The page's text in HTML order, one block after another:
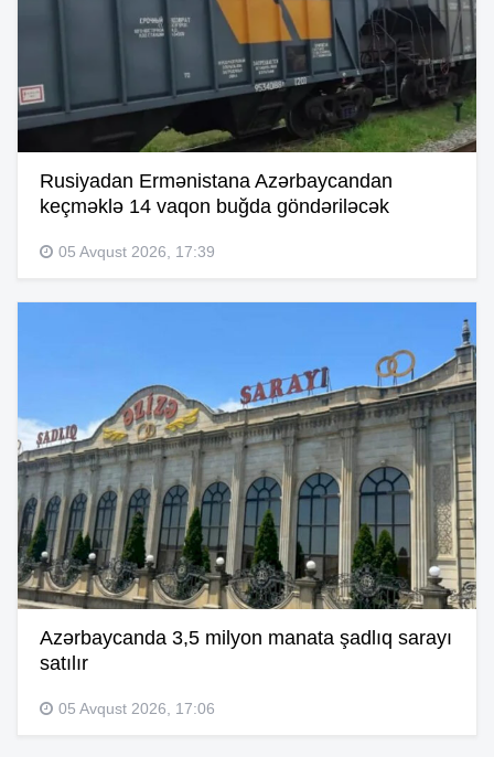
Rusiyadan Ermənistana Azərbaycandan
keçməklə 14 vaqon buğda göndəriləcək
05 Avqust 2026, 17:39
Azərbaycanda 3,5 milyon manata şadlıq sarayı
satılır
05 Avqust 2026, 17:06